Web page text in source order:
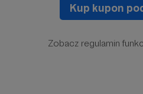
Kup kupon
Zobacz regulamin